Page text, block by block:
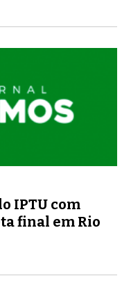
IPTU com
final em Rio